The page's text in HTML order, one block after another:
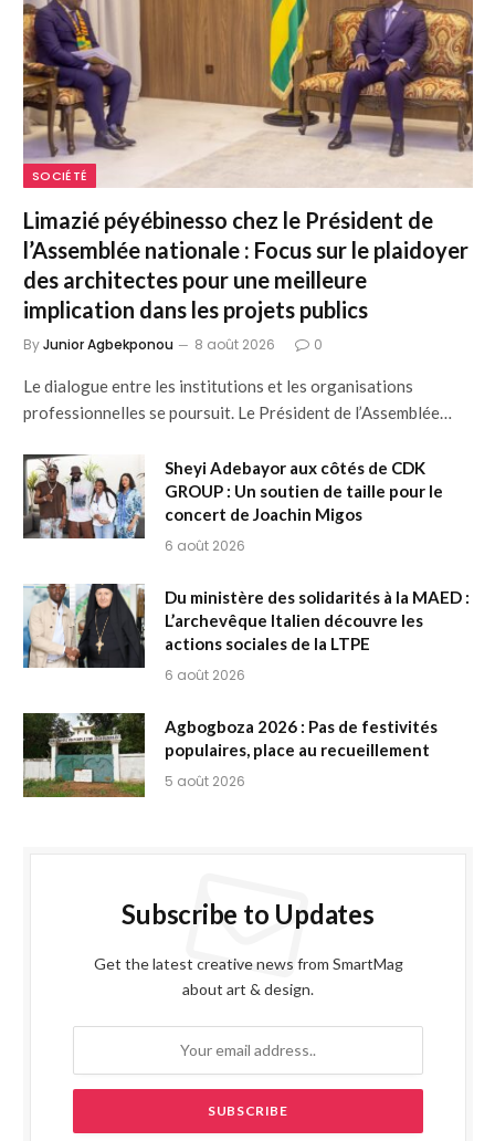
SOCIÉTÉ
Limazié péyébinesso chez le Président de
l’Assemblée nationale : Focus sur le plaidoyer
des architectes pour une meilleure
implication dans les projets publics
ByJunior Agbekponou 8 août 2026 0
Le dialogue entre les institutions et les organisations
professionnelles se poursuit. Le Président de l’Assemblée…
Sheyi Adebayor aux côtés de CDK
GROUP : Un soutien de taille pour le
concert de Joachin Migos
6 août 2026
Du ministère des solidarités à la MAED :
L’archevêque Italien découvre les
actions sociales de la LTPE
6 août 2026
Agbogboza 2026 : Pas de festivités
populaires, place au recueillement
5 août 2026
Subscribe to Updates
Get the latest creative news from SmartMag
about art & design.